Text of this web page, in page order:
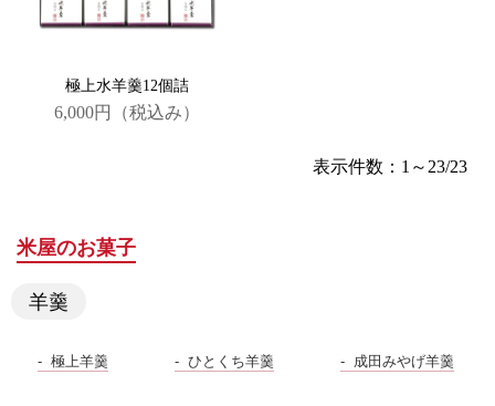
極上水羊羹12個詰
6,000円 （税込み）
表示件数：1～23/23
米屋のお菓子
羊羹
極上羊羹 ひとくち羊羹 成田みやげ羊羹